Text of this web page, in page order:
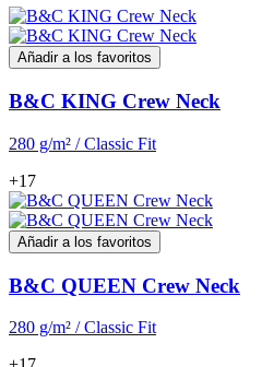
Añadir a los favoritos
B&C KING Crew Neck
280 g/m² / Classic Fit
+17
Añadir a los favoritos
B&C QUEEN Crew Neck
280 g/m² / Classic Fit